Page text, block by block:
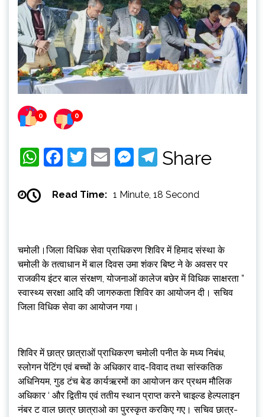
0 0
WhatsApp
Facebook
Twitter
EmailMessenger
Telegram
Share
Read Time: 1 Minute, 18 Second
चमोली।जिला विधिक सेवा प्राधिकरण शिविर में हिमाद संस्था के
चमोली के तत्वाधान में बाल दिवस उमा शंकर बिष्ट ने के अवसर पर
राजकीय इंटर बाल संरक्षण, योजनाओं कालेज बछेर में विधिक साक्षरता ”
स्वास्थ्य सरक्षा आदि की जागरुकता शिविर का आयोजन दी। सचिव
जिला विधिक सेवा का आयोजन गया।
शिविर में छात्र छात्राओं प्राधिकरण चमोली पनीत के मध्य निबंध,
स्लोगन पेंटिंग एवं बच्चों के अधिकार वाद-विवाद तथा सांस्कतिक
अधिनियम, गुड टंच बेड कार्यऋरमों का आयोजन कर प्रथम मौलिक
अधिकार ‘ और द्वितीय एवं ततीय स्थान प्राप्त करने चाइल्ड हेल्पलाइन
नंबर ट वाल छात्र छात्राओ का पुरस्कृत करकिए गए। सचिव छात्र-